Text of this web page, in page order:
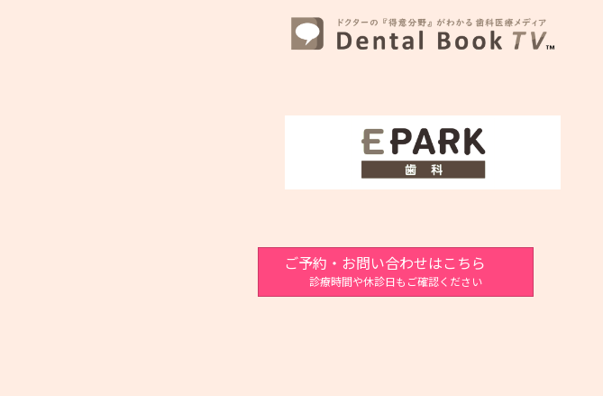
ご予約・お問い合わせはこちら
診療時間や休診日もご確認ください